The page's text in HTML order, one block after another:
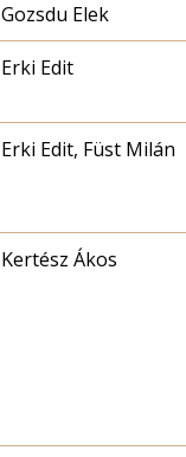
Gozsdu Elek
Erki Edit
Erki Edit, Füst Milán
Kertész Ákos